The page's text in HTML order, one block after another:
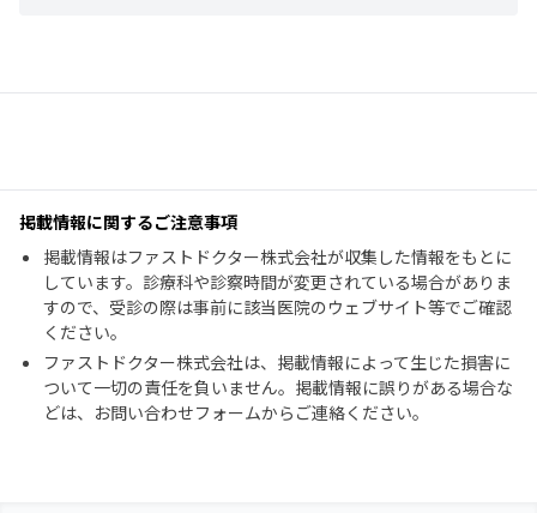
掲載情報に関するご注意事項
掲載情報はファストドクター株式会社が収集した情報をもとに
しています。診療科や診察時間が変更されている場合がありま
すので、受診の際は事前に該当医院のウェブサイト等でご確認
ください。
ファストドクター株式会社は、掲載情報によって生じた損害に
ついて一切の責任を負いません。掲載情報に誤りがある場合な
どは、お問い合わせフォームからご連絡ください。